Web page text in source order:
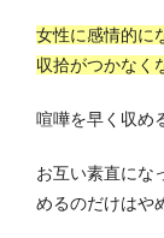
女性に感情的に
収拾がつかなく
喧嘩を早く収め
お互い素直にな
めるのだけはや